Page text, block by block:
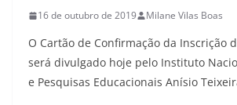
16 de outubro de 2019 Milane Vilas Boas
O Cartão de Confirmação da Inscrição
será divulgado hoje pelo Instituto
e Pesquisas Educacionais Anísio